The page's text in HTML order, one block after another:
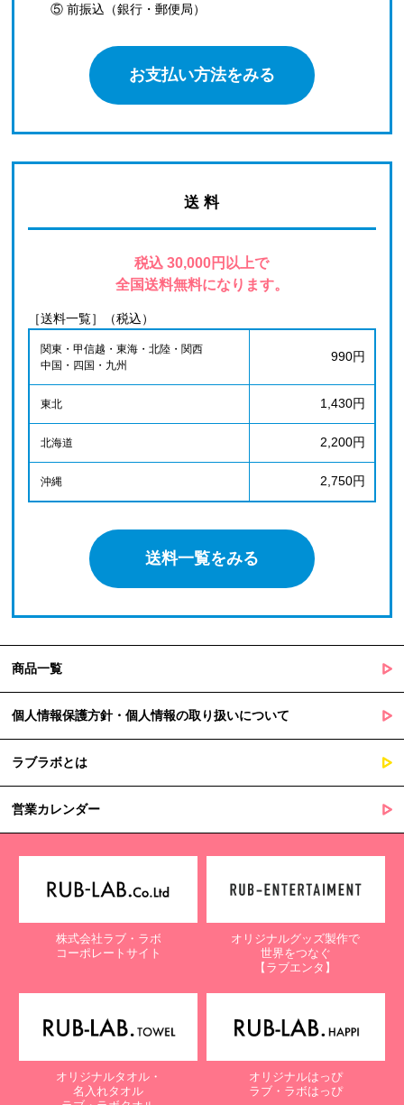
⑤ 前振込（銀行・郵便局）
お支払い方法をみる
送 料
税込 30,000円以上で
全国送料無料になります。
［送料一覧］（税込）
関東・甲信越・東海・北陸・関西
中国・四国・九州
990円
東北 1,430円
北海道 2,200円
沖縄 2,750円
送料一覧をみる
商品一覧
個人情報保護方針・個人情報の取り扱いについて
ラブラボとは
営業カレンダー
株式会社ラブ・ラボ
コーポレートサイト
オリジナルグッズ製作で
世界をつなぐ
【ラブエンタ】
オリジナルタオル・
名入れタオル
オリジナルはっぴ
ラブ・ラボはっぴ